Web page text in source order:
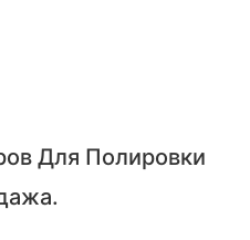
Для Полировки